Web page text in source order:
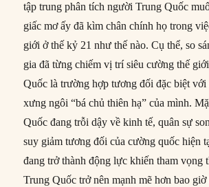
tập trung phân tích người Trung Quốc
giấc mơ ấy đã kìm chân chính họ trong
giới ở thế kỷ 21 như thế nào. Cụ thể, so
gia đã từng chiếm vị trí siêu cường thế
Quốc là trường hợp tương đối đặc biệt
xưng ngôi “bá chủ thiên hạ” của mình.
Quốc đang trỗi dậy về kinh tế, quân sự
suy giảm tương đối của cường quốc hiện
đang trở thành động lực khiến tham vọng
Trung Quốc trở nên mạnh mẽ hơn bao giờ